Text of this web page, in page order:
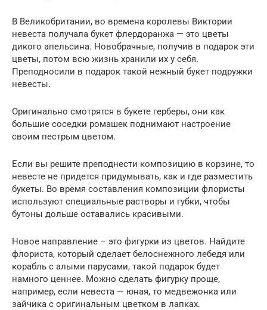
В Великобритании, во времена королевы Виктории
невеста получала букет флердоранжа — это цветы
дикого апельсина. Новобрачные, получив в подарок эти
цветы, потом всю жизнь хранили их у себя.
Преподносили в подарок такой нежный букет подружки
невесты.
Оригинально смотрятся в букете герберы, они как
большие соседки ромашек поднимают настроение
своим пестрым цветом.
Если вы решите преподнести композицию в корзине, то
невесте не придется придумывать, как и где разместить
букеты. Во время составления композиции флористы
используют специальные растворы и губки, чтобы
бутоны дольше оставались красивыми.
Новое направление – это фигурки из цветов. Найдите
флориста, который сделает белоснежного лебедя или
корабль с алыми парусами, такой подарок будет
намного ценнее. Можно сделать фигурку проще,
например, если невеста — юная, то медвежонка или
зайчика с оригинальным цветком в лапках.